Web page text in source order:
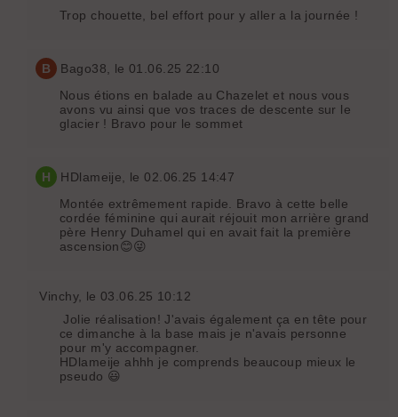
Trop chouette, bel effort pour y aller a la journée !
B Bago38 , le 01.06.25 22:10
Nous étions en balade au Chazelet et nous vous
avons vu ainsi que vos traces de descente sur le
glacier ! Bravo pour le sommet
H HDlameije , le 02.06.25 14:47
Montée extrêmement rapide. Bravo à cette belle
cordée féminine qui aurait réjouit mon arrière grand
père Henry Duhamel qui en avait fait la première
ascension😊😜
Vinchy, le 03.06.25 10:12
Jolie réalisation! J'avais également ça en tête pour
ce dimanche à la base mais je n'avais personne
pour m'y accompagner.
HDlameije ahhh je comprends beaucoup mieux le
pseudo 😃